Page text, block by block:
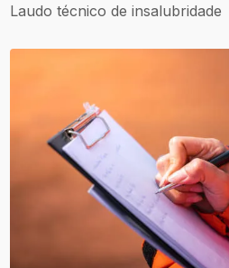
Laudo técnico de insalubridade